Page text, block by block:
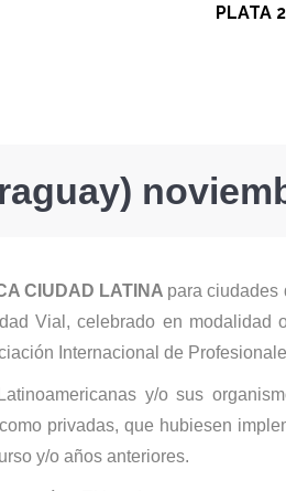
PLATA
CIUDAD LATINA para ciudades
Vial, celebrado en
Internacional de
y/o sus
privadas, que hubiesen
y/o años anteriores.